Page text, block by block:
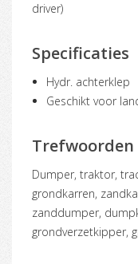
driver)
Specificaties
Hydr. achterklep
Geschikt voor
Trefwoorden
dumper, traktor, tractor, trekker, dumpers, grondkar,
grondkarren,
zanddumper,
grondverzetkipper,